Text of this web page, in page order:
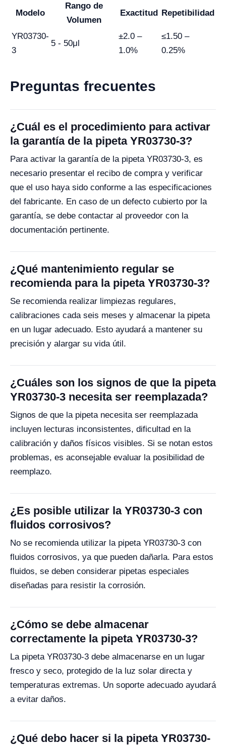
Modelo
Rango de
Volumen
Exactitud Repetibilidad
YR03730-
3
5 - 50μl
±2.0 –
1.0%
≤1.50 –
0.25%
Preguntas frecuentes
¿Cuál es el procedimiento para activar
la garantía de la pipeta YR03730-3?
Para activar la garantía de la pipeta YR03730-3, es
necesario presentar el recibo de compra y verificar
que el uso haya sido conforme a las especificaciones
del fabricante. En caso de un defecto cubierto por la
garantía, se debe contactar al proveedor con la
documentación pertinente.
¿Qué mantenimiento regular se
recomienda para la pipeta YR03730-3?
Se recomienda realizar limpiezas regulares,
calibraciones cada seis meses y almacenar la pipeta
en un lugar adecuado. Esto ayudará a mantener su
precisión y alargar su vida útil.
¿Cuáles son los signos de que la pipeta
YR03730-3 necesita ser reemplazada?
Signos de que la pipeta necesita ser reemplazada
incluyen lecturas inconsistentes, dificultad en la
calibración y daños físicos visibles. Si se notan estos
problemas, es aconsejable evaluar la posibilidad de
reemplazo.
¿Es posible utilizar la YR03730-3 con
fluidos corrosivos?
No se recomienda utilizar la pipeta YR03730-3 con
fluidos corrosivos, ya que pueden dañarla. Para estos
fluidos, se deben considerar pipetas especiales
diseñadas para resistir la corrosión.
¿Cómo se debe almacenar
correctamente la pipeta YR03730-3?
La pipeta YR03730-3 debe almacenarse en un lugar
fresco y seco, protegido de la luz solar directa y
temperaturas extremas. Un soporte adecuado ayudará
a evitar daños.
¿Qué debo hacer si la pipeta YR03730-